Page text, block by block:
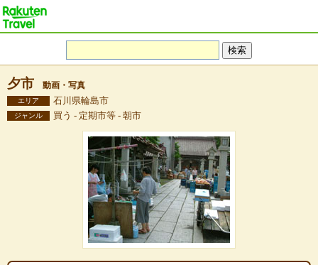
夕市 動画・写真
エリア 石川県輪島市
ジャンル 買う - 定期市等 - 朝市